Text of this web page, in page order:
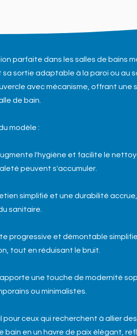
parfaite dans les salles de bains
sortie adaptable à la paroi ou au
avec mécanisme, offrant une
de bain.
modèle :
l'hygiène et facilite le
peuvent s'accumuler.
simplifié et une durabilité
sanitaire.
progressive et démontable
tout en réduisant le bruit.
une touche de modernité
ou minimalistes.
pour ceux qui recherchent à allier
en un havre de paix élégant,